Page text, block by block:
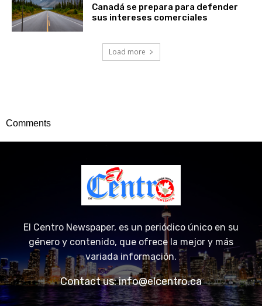
Canadá se prepara para defender
sus intereses comerciales
Load more
Comments
El Centro Newspaper, es un periódico único en su
género y contenido, que ofrece la mejor y más
variada información.
Contact us:info@elcentro.ca